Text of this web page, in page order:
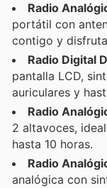
Radio
portátil con
contigo y
Radio Digital
pantalla LCD,
auriculares y
Radio
2 altavoces,
hasta 10 horas.
Radio
analógica con